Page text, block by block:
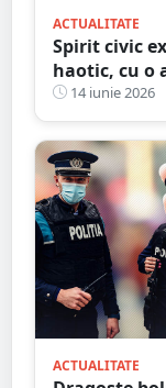
ACTUALITATE
Spirit civic
haotic, cu o
ce un
până la
14 iunie 2026
ACTUALITATE